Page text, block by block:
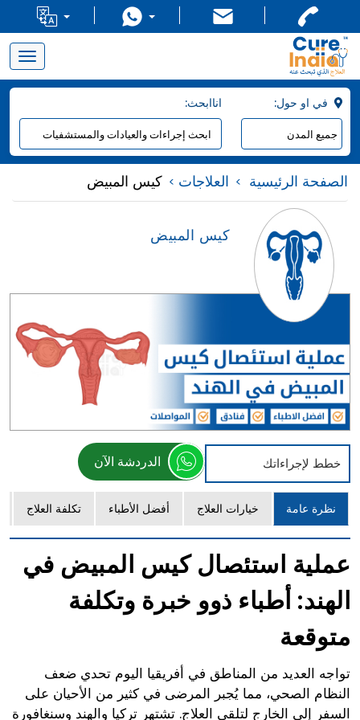
Toggle
navigation
:اناابحث
الصفحة الرئيسية العلاجات كيس المبيض
كيس المبيض
خطط لإجراءاتك الدردشة الآن
نظرة عامة خيارات العلاج أفضل الأطباء تكلفة العلاج
عملية استئصال كيس المبيض في
الهند: أطباء ذوو خبرة وتكلفة
متوقعة
تواجه العديد من المناطق في أفريقيا اليوم تحدي ضعف
النظام الصحي، مما يُجبر المرضى في كثير من الأحيان على
السفر إلى الخارج لتلقي العلاج. تشتهر تركيا والهند وسنغافورة